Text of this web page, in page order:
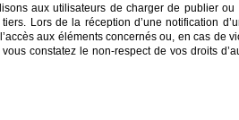
aux utilisateurs de charger de publier
Lors de la réception d’une notification
aux éléments concernés ou, en cas de
constatez le non-respect de vos droits